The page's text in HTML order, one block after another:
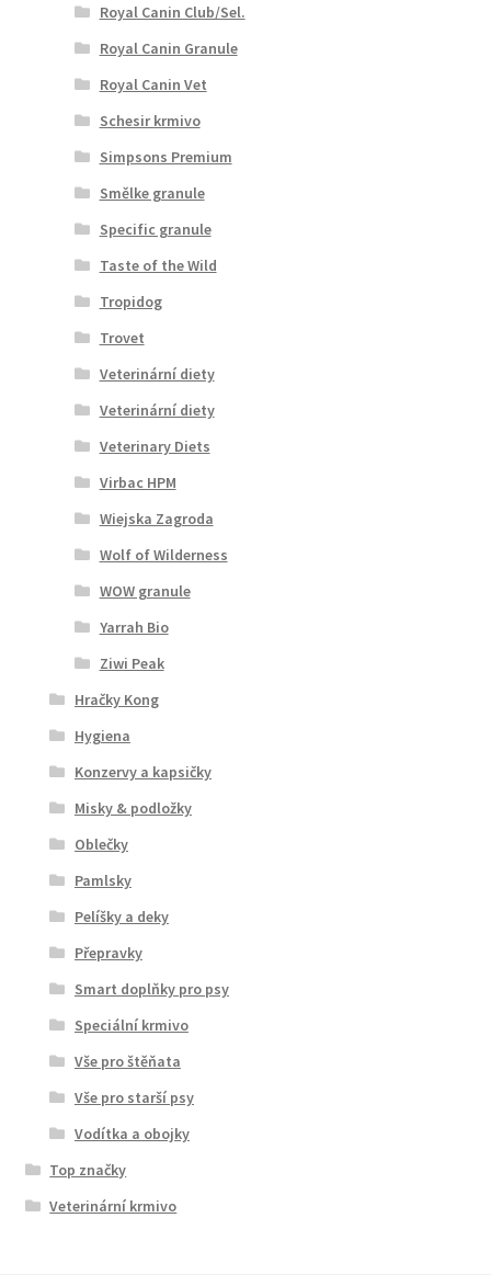
Royal Canin Club/Sel.
Royal Canin Granule
Royal Canin Vet
Schesir krmivo
Simpsons Premium
Smělke granule
Specific granule
Taste of the Wild
Tropidog
Trovet
Veterinární diety
Veterinární diety
Veterinary Diets
Virbac HPM
Wiejska Zagroda
Wolf of Wilderness
WOW granule
Yarrah Bio
Ziwi Peak
Hračky Kong
Hygiena
Konzervy a kapsičky
Misky & podložky
Oblečky
Pamlsky
Pelíšky a deky
Přepravky
Smart doplňky pro psy
Speciální krmivo
Vše pro štěňata
Vše pro starší psy
Vodítka a obojky
Top značky
Veterinární krmivo